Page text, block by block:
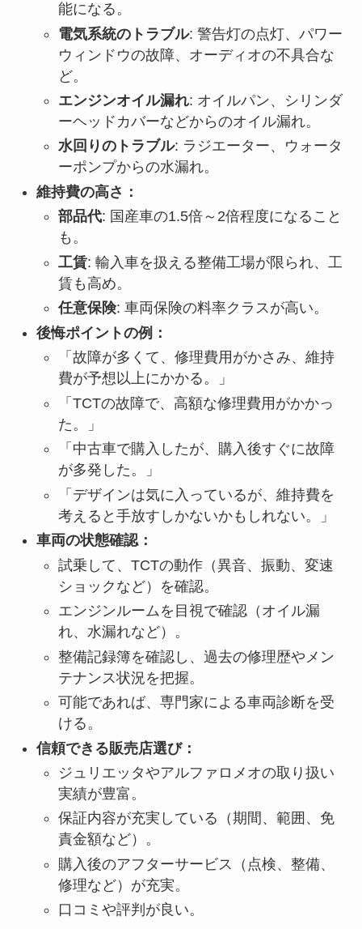
能になる。
電気系統のトラブル: 警告灯の点灯、パワー
ウィンドウの故障、オーディオの不具合な
ど。
エンジンオイル漏れ: オイルパン、シリンダ
ーヘッドカバーなどからのオイル漏れ。
水回りのトラブル: ラジエーター、ウォータ
ーポンプからの水漏れ。
維持費の高さ：
部品代: 国産車の1.5倍～2倍程度になること
も。
工賃: 輸入車を扱える整備工場が限られ、工
賃も高め。
任意保険: 車両保険の料率クラスが高い。
後悔ポイントの例：
「故障が多くて、修理費用がかさみ、維持
費が予想以上にかかる。」
「TCTの故障で、高額な修理費用がかかっ
た。」
「中古車で購入したが、購入後すぐに故障
が多発した。」
「デザインは気に入っているが、維持費を
考えると手放すしかないかもしれない。」
車両の状態確認：
試乗して、TCTの動作（異音、振動、変速
ショックなど）を確認。
エンジンルームを目視で確認（オイル漏
れ、水漏れなど）。
整備記録簿を確認し、過去の修理歴やメン
テナンス状況を把握。
可能であれば、専門家による車両診断を受
ける。
信頼できる販売店選び：
ジュリエッタやアルファロメオの取り扱い
実績が豊富。
保証内容が充実している（期間、範囲、免
責金額など）。
購入後のアフターサービス（点検、整備、
修理など）が充実。
口コミや評判が良い。